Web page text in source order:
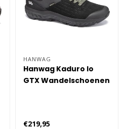
HANWAG
Hanwag Kaduro lo
GTX Wandelschoenen
€219,95